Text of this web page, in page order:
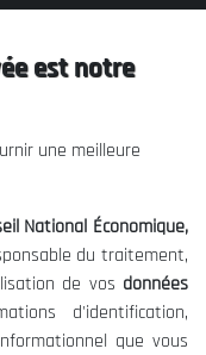
de nous
à ce
est notre
une meilleure
National Économique,
du traitement,
de vos données
d'identification,
que vous